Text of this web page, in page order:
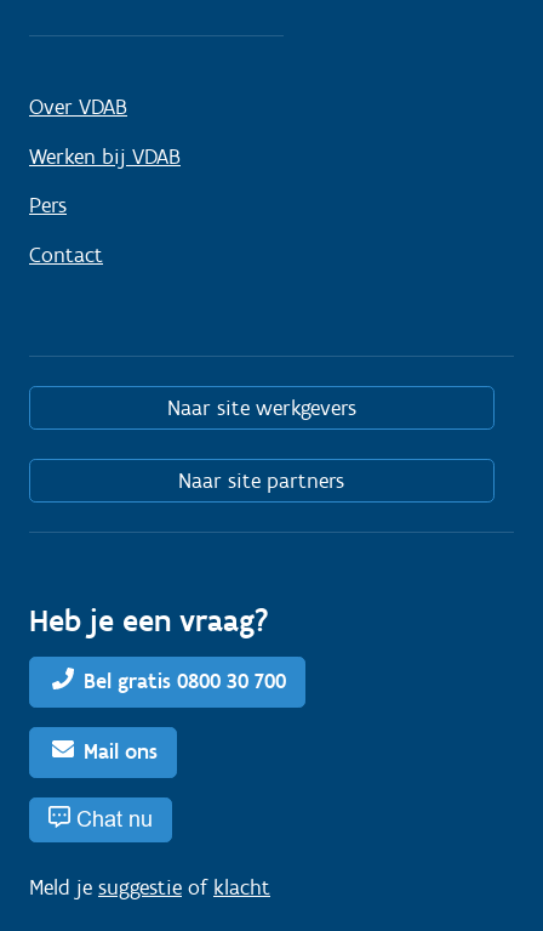
Over VDAB
Werken bij VDAB
Pers
Contact
Naar site werkgevers
Naar site partners
Heb je een vraag?
Bel gratis 0800 30 700
Mail ons
Chat nu
Meld je suggestie of klacht